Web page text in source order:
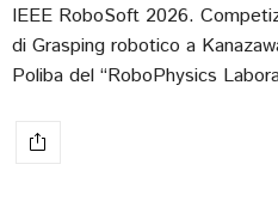
IEEE RoboSoft 2026.
di Grasping robotico a
Poliba del “RoboPhysics